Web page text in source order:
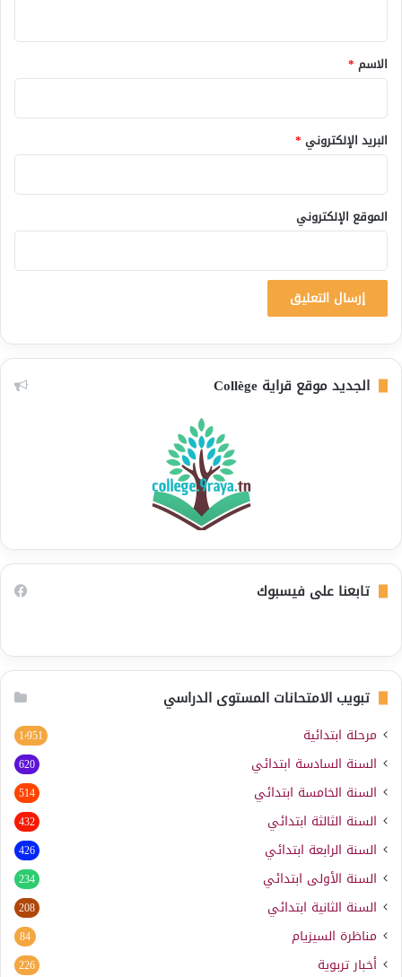
*
الاسم *
البريد الإلكتروني *
الموقع الإلكتروني
الجديد موقع قراية Collège
تابعنا على فيسبوك
تبويب الامتحانات المستوى الدراسي
مرحلة ابتدائية 1٬951
السنة السادسة ابتدائي 620
السنة الخامسة ابتدائي 514
السنة الثالثة ابتدائي 432
السنة الرابعة ابتدائي 426
السنة الأولى ابتدائي 234
السنة الثانية ابتدائي 208
مناظرة السيزيام 84
أخبار تربوية 226